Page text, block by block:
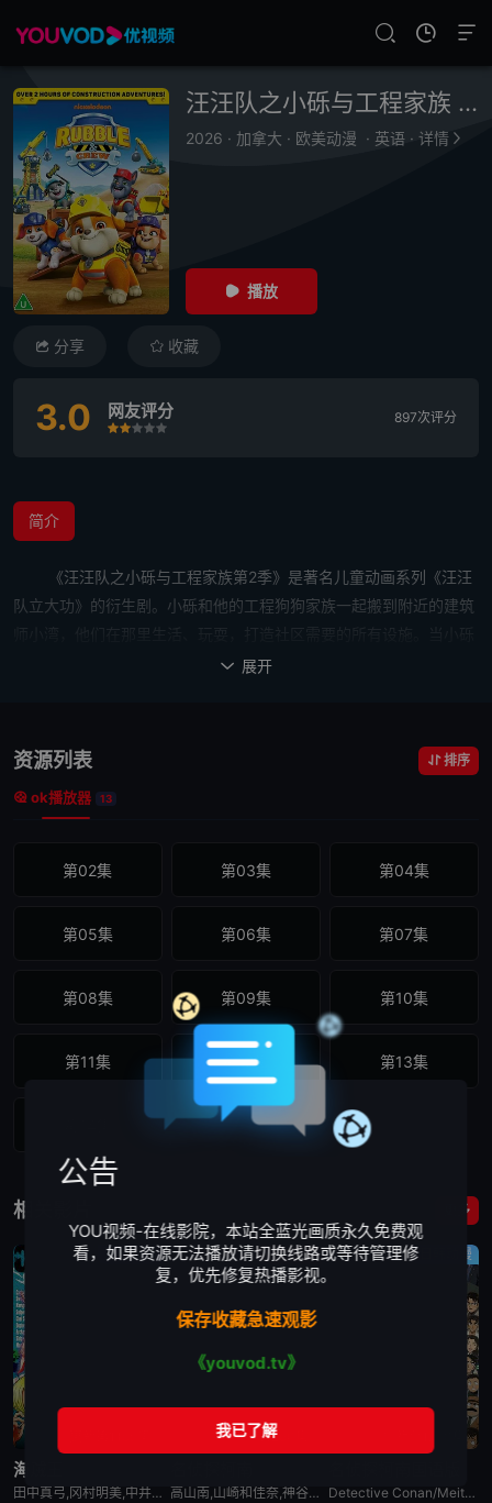
汪汪队之小砾与工程家族 第三季
2026 · 加拿大 · 欧美动漫 · 英语 · 详情
播放
分享 收藏
3.0 网友评分
很差较差还行
推荐
力荐
897次评分
简介
《汪汪队之小砾与工程家族第2季》是著名儿童动画系列《汪汪
队立大功》的衍生剧。小砾和他的工程狗狗家族一起搬到附近的建筑
参加冒险湾的家庭聚会时，他被古威市长的妹妹桂威市长叫到邻近的
起搬到那里。在最新一季的故事中，小砾和他的小伙们还将面临各种
惊险有趣的挑战，例如，当极速迈斯特的过山车让宠物的玩伴聚会失
去控制时，小砾和他的团队在克服了各种困难后，用一个更大、更
车，体验心跳加速的感觉了。
 展开
资源列表 排序
ok播放器 13
第02集 第03集 第04集
第05集 第06集 第07集
第08集 第09集 第10集
第11集 第12集 第13集
相关影片 更多
日韩动漫
海贼王
田中真弓,冈村明美,中井和哉,山口胜平,平田广明,大谷育江,山口由里子,矢尾一树,长岛雄一,池田秀一,古川登志夫,古谷彻,大塚周夫,津嘉山正种,草尾毅,大场真人,宝龟克寿,园部启一,柴田秀胜,中博史,阪口大助,竹内顺子,千叶繁,三石琴乃,挂川裕彦,堀秀行,田中秀幸,大友龙三郎,有本钦隆,大塚明夫,玄田哲章,小山茉美,土井美加,野田顺子,渡边美佐,野上尤加奈,林原惠美,水树奈奈,园崎未惠,西原久美子,久川绫,泽城美雪,池泽春菜,斋藤千和,神谷浩史,浪川大辅,森久保祥太郎,石田彰,高木涉,桧山修之,子安武人,
日韩动漫
更新第1250集
高山南,山崎和佳奈,神谷明,小山力也,林原惠美,山口胜平,田中秀幸,岛本须美,绪方贤一,堀川亮,松井菜樱子,宫村优子,岩居由希子,大谷育江,高木涉,高岛雅罗,堀之纪,立木文彦,小山茉美,三石琴乃,置鲇龙太郎,日高法子,池田秀一,古谷彻
日韩动漫
Detective Conan/Meitantei Conan/Case Closed
公告
YOU视频-在线影院，本站全蓝光画质永久免费观
看，如果资源无法播放请切换线路或等待管理修
复，优先修复热播影视。
保存收藏急速观影
《youvod.tv》